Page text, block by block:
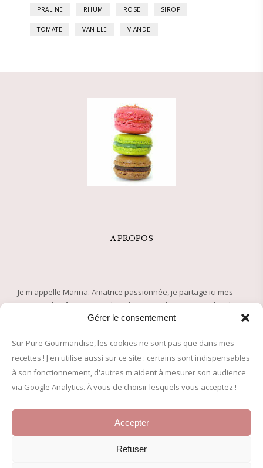
Gérer le consentement
Sur Pure Gourmandise, les cookies ne sont pas que dans mes
recettes ! J'en utilise aussi sur ce site : certains sont indispensables
à son fonctionnement, d'autres m'aident à mesurer son audience
via Google Analytics. À vous de choisir lesquels vous acceptez !
Accepter
Refuser
PRALINE RHUM ROSE SIROP
TOMATE VANILLE VIANDE
A PROPOS
Je m'appelle Marina. Amatrice passionnée, je partage ici mes
recettes de pâtisserie et plats de saison depuis 2005. Plus de
500 recettes approuvées pour régaler petits et grands !
INFORMATIONS LÉGALES
Politique de cookies (UE)